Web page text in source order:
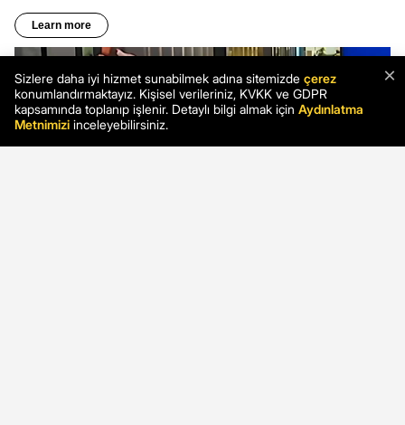
×
Sizlere daha iyi hizmet sunabilmek adına sitemizde çerez
konumlandırmaktayız. Kişisel verileriniz, KVKK ve GDPR
kapsamında toplanıp işlenir. Detaylı bilgi almak için Aydınlatma
Metnimizi inceleyebilirsiniz.